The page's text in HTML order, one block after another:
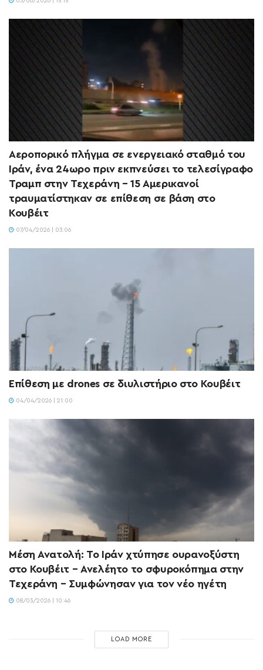
Αεροπορικό πλήγμα σε ενεργειακό σταθμό του
Ιράν, ένα 24ωρο πριν εκπνεύσει το τελεσίγραφο
Τραμπ στην Τεχεράνη – 15 Αμερικανοί
τραυματίστηκαν σε επίθεση σε βάση στο
Κουβέιτ
07/04/2026 | 03:06
Επίθεση με drones σε διυλιστήριο στο Κουβέιτ
04/04/2026 | 21:00
Μέση Ανατολή: Το Ιράν χτύπησε ουρανοξύστη
στο Κουβέιτ – Ανελέητο το σφυροκόπημα στην
Τεχεράνη – Συμφώνησαν για τον νέο ηγέτη
08/03/2026 | 10:46
LOAD MORE